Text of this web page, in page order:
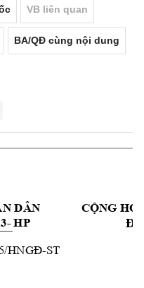
VB liên quan
BA/QĐ cùng nội dung
DÂN
- HP
/HNGĐ-ST
CỘNG